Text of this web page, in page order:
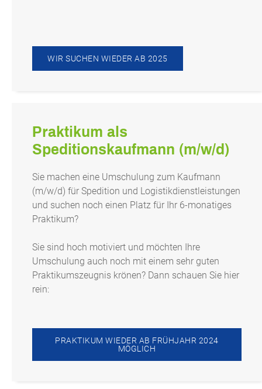
WIR SUCHEN WIEDER AB 2025
Praktikum als
Speditionskaufmann (m/w/d)
Sie machen eine Umschulung zum Kaufmann
(m/w/d) für Spedition und Logistikdienstleistungen
und suchen noch einen Platz für Ihr 6-monatiges
Praktikum?
Sie sind hoch motiviert und möchten Ihre
Umschulung auch noch mit einem sehr guten
Praktikumszeugnis krönen? Dann schauen Sie hier
rein:
PRAKTIKUM WIEDER AB FRÜHJAHR 2024
MÖGLICH